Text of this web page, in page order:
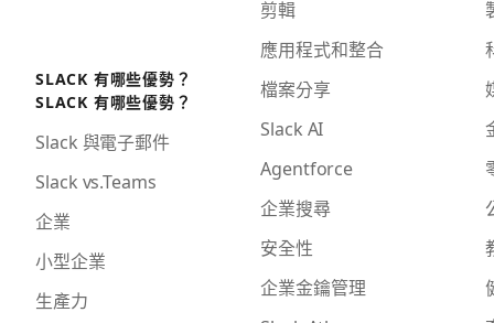
SLACK 有哪些優勢？
SLACK 有哪些優勢？
Slack 與電子郵件
Slack vs.Teams
企業
小型企業
生產力
剪輯
應用程式和整合
檔案分享
Slack AI
Agentforce
企業搜尋
安全性
企業金鑰管理